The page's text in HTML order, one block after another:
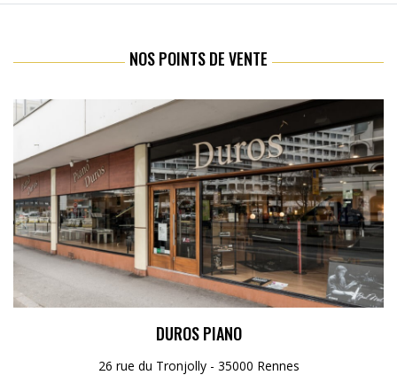
NOS POINTS DE VENTE
DUROS PIANO
26 rue du Tronjolly - 35000 Rennes